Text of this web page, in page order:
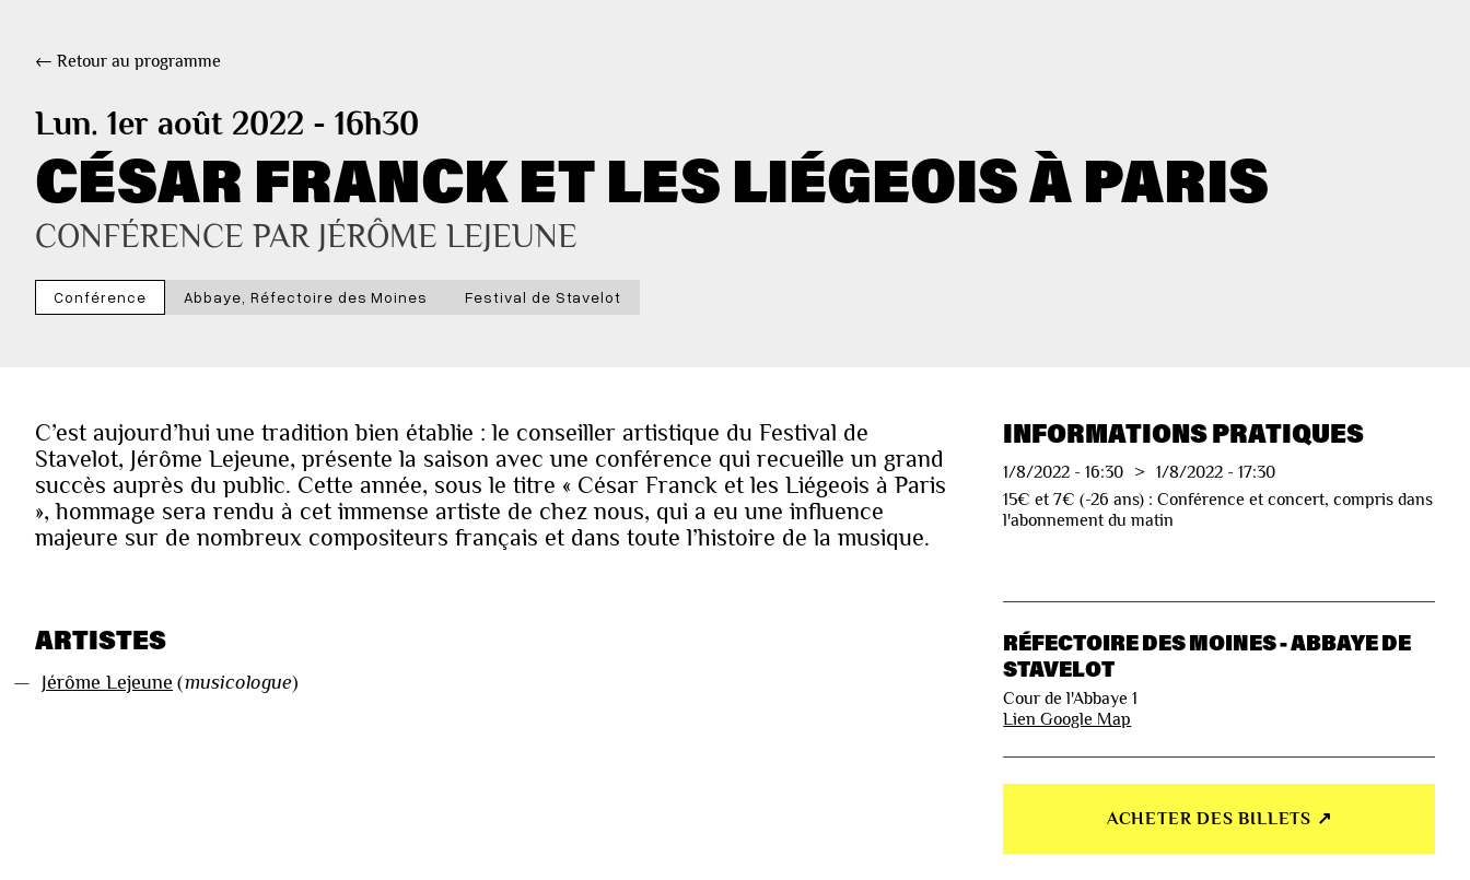
← Retour au programme
Lun. 1er août 2022 - 16h30
CÉSAR FRANCK ET LES LIÉGEOIS À PARIS
CONFÉRENCE PAR JÉRÔME LEJEUNE
Conférence Abbaye, Réfectoire des Moines Festival de Stavelot
C’est aujourd’hui une tradition bien établie : le conseiller artistique du Festival de
Stavelot, Jérôme Lejeune, présente la saison avec une conférence qui recueille un grand
succès auprès du public. Cette année, sous le titre « César Franck et les Liégeois à Paris
», hommage sera rendu à cet immense artiste de chez nous, qui a eu une influence
majeure sur de nombreux compositeurs français et dans toute l’histoire de la musique.
ARTISTES
— Jérôme Lejeune (musicologue)
INFORMATIONS PRATIQUES
1/8/2022 -16:30 > 1/8/2022 -17:30
15€ et 7€ (-26 ans) : Conférence et concert, compris dans
l'abonnement du matin
RÉFECTOIRE DES MOINES - ABBAYE DE
STAVELOT
Cour de l'Abbaye 1
Lien Google Map
ACHETER DES BILLETS ↗︎